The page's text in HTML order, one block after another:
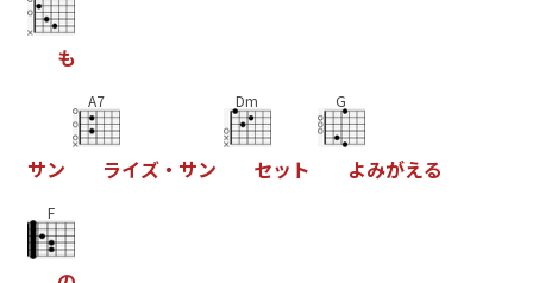
も
サン
A7
ライズ・ サン
Dm
セッ ト
G
よみがえる
F